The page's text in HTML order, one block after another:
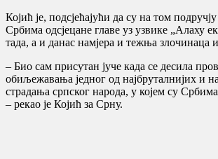
Којић је, подсјећајући да су на том
Србима одсјецане главе уз узвике „Алаху
тада, а и данас намјера и тежња злочинаца
– Био сам присутан јуче када се десила
обиљежавања једног од најбруталнијих и
страдања српског народа, у којем су
– рекао је Којић за Срну.